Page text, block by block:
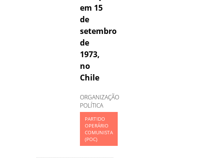
em 15
de
setembro
de
1973,
no
Chile
ORGANIZAÇÃO
POLÍTICA
PARTIDO
OPERÁRIO
COMUNISTA
(POC)